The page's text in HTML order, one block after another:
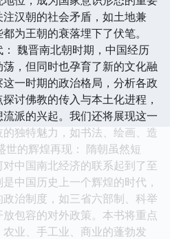
汉朝的社会矛盾，如土地兼
为王朝的衰落埋下了伏笔。
魏晋南北朝时期，中国经历
，但同时也孕育了新的文化融
一时期的政治格局，分析各政
讨佛教的传入与本土化进程，
派的兴起。我们还将展现这一
独特魅力，如书法、绘画、造
世的辉煌再现： 隋朝虽然短
中国南北经济的联系起到了至
中国历史上一个辉煌的时代，
治制度，如三省六部制、科举
包容的对外政策。本书将重点
业、手工业、商业的蓬勃发